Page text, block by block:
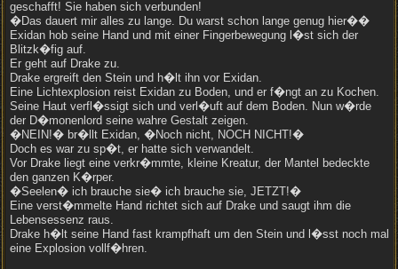
geschafft! Sie haben sich verbunden!
�Das dauert mir alles zu lange. Du warst schon lange genug hier��
Exidan hob seine Hand und mit einer Fingerbewegung l�st sich der
Blitzk�fig auf.
Er geht auf Drake zu.
Drake ergreift den Stein und h�lt ihn vor Exidan.
Eine Lichtexplosion reist Exidan zu Boden, und er f�ngt an zu Kochen.
Seine Haut verfl�ssigt sich und verl�uft auf dem Boden. Nun w�rde
der D�monenlord seine wahre Gestalt zeigen.
�NEIN!� br�llt Exidan, �Noch nicht, NOCH NICHT!�
Doch es war zu sp�t, er hatte sich verwandelt.
Vor Drake liegt eine verkr�mmte, kleine Kreatur, der Mantel bedeckte
den ganzen K�rper.
�Seelen� ich brauche sie� ich brauche sie, JETZT!�
Eine verst�mmelte Hand richtet sich auf Drake und saugt ihm die
Lebensessenz raus.
Drake h�lt seine Hand fast krampfhaft um den Stein und l�sst noch mal
eine Explosion vollf�hren.